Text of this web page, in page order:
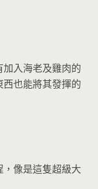
入海老及雞肉的
也能將其發揮的
像是這隻超級大